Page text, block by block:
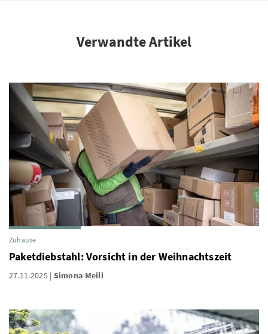
Verwandte Artikel
Zuhause
Paketdiebstahl: Vorsicht in der Weihnachtszeit
27.11.2025 Simona Meili